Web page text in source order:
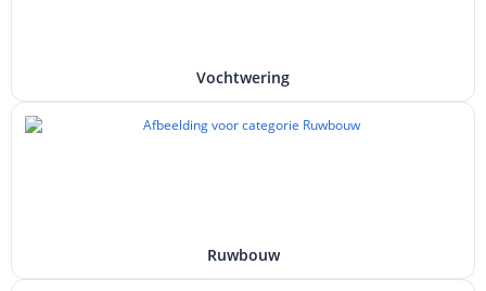
Vochtwering
Ruwbouw